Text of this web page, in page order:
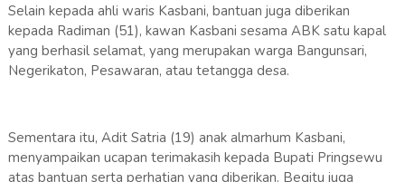
Selain kepada ahli waris Kasbani, bantuan juga diberikan
kepada Radiman (51), kawan Kasbani sesama ABK satu kapal
yang berhasil selamat, yang merupakan warga Bangunsari,
Negerikaton, Pesawaran, atau tetangga desa.
Sementara itu, Adit Satria (19) anak almarhum Kasbani,
menyampaikan ucapan terimakasih kepada Bupati Pringsewu
atas bantuan serta perhatian yang diberikan. Begitu juga